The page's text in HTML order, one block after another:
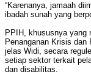
“Karenanya, jamaah
ibadah sunah yang
PPIH, khususnya yang
Penanganan Krisis dan
jelas Widi, secara
setiap sektor terkait
dan disabilitas.